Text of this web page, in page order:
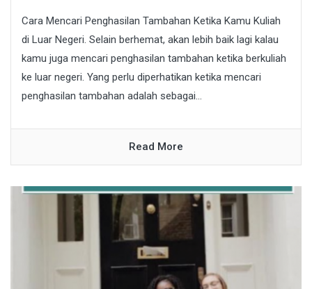
Cara Mencari Penghasilan Tambahan Ketika Kamu Kuliah
di Luar Negeri. Selain berhemat, akan lebih baik lagi kalau
kamu juga mencari penghasilan tambahan ketika berkuliah
ke luar negeri. Yang perlu diperhatikan ketika mencari
penghasilan tambahan adalah sebagai...
Read More